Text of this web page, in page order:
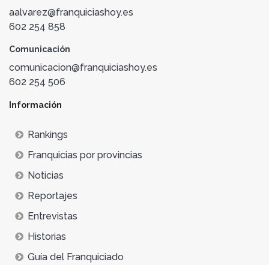
aalvarez@franquiciashoy.es
602 254 858
Comunicación
comunicacion@franquiciashoy.es
602 254 506
Información
Rankings
Franquicias por provincias
Noticias
Reportajes
Entrevistas
Historias
Guía del Franquiciado